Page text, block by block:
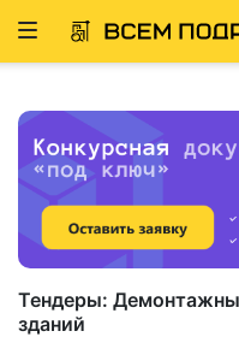
Развернуть
Тендеры:
зданий